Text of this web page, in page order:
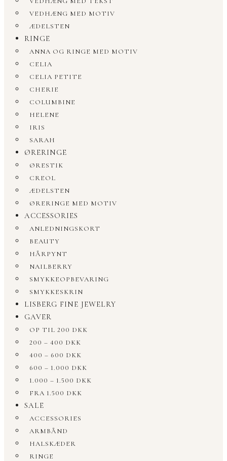
VEDHÆNG MED MOTIV
ÆDELSTEN
RINGE
ANNA OG RINGE MED MOTIV
CELIA
CELIA PETITE
CHERIE
COLUMBINE
HELENE
IRIS
SARAH
ØRERINGE
ØRESTIK
CREOL
ÆDELSTEN
ØRERINGE MED MOTIV
ACCESSORIES
ANLEDNINGSKORT
BEAUTY
HÅRPYNT
NAILBERRY
SMYKKEOPBEVARING
SMYKKESKRIN
LISBERG FINE JEWELRY
GAVER
OP TIL 200 DKK
200 – 400 DKK
400 – 600 DKK
600 – 1.000 DKK
1.000 – 1.500 DKK
FRA 1.500 DKK
SALE
ACCESSORIES
ARMBÅND
HALSKÆDER
RINGE